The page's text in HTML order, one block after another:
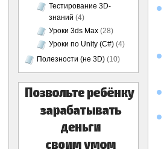
Тестирование 3D-
знаний (4)
Уроки 3ds Max (28)
Уроки по Unity (C#) (4)
Полезности (не 3D) (10)